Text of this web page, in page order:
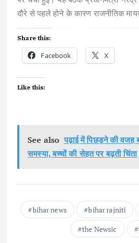
दौरे से पहले होने के कारण राजनीतिक
Share this:
Facebook X
Like this:
See also पढ़ाई में पिछड़ने की वजह
समस्या, बच्चों की सेहत पर बढ़ती चिंता
bihar news bihar rajniti
the Newsic